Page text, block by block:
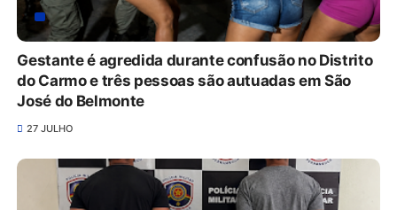
Gestante é agredida durante confusão no Distrito
do Carmo e três pessoas são autuadas em São
José do Belmonte
27 JULHO